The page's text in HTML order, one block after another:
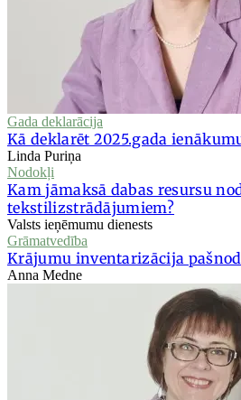
Gada deklarācija
Kā deklarēt 2025.gada
Linda Puriņa
Nodokļi
Kam jāmaksā dabas resursu
tekstilizstrādājumiem?
Valsts ieņēmumu dienests
Grāmatvedība
Krājumu inventarizācija
Anna Medne